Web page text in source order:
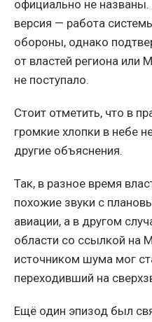
официально не
версия — работа
обороны, однако
от властей региона
не поступало.
Стоит отметить, что в
громкие хлопки в небе
другие объяснения.
Так, в разное время
похожие звуки с
авиации, а в другом
области со ссылкой на
источником шума мог
переходивший на
Ещё один эпизод был